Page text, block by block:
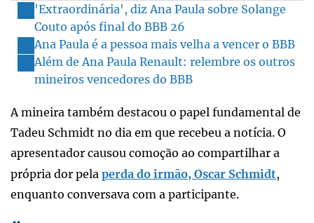
'Extraordinária', diz Ana Paula sobre Solange
Couto após final do BBB 26
Ana Paula é a pessoa mais velha a vencer o BBB
Além de Ana Paula Renault: relembre os outros
mineiros vencedores do BBB
A mineira também destacou o papel fundamental de
Tadeu Schmidt no dia em que recebeu a notícia. O
apresentador causou comoção ao compartilhar a
própria dor pela perda do irmão, Oscar Schmidt,
enquanto conversava com a participante.